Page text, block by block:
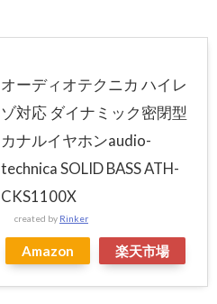
オーディオテクニカ ハイレ
ゾ対応 ダイナミック密閉型
カナルイヤホンaudio-
technica SOLID BASS ATH-
CKS1100X
created by Rinker
Amazon 楽天市場